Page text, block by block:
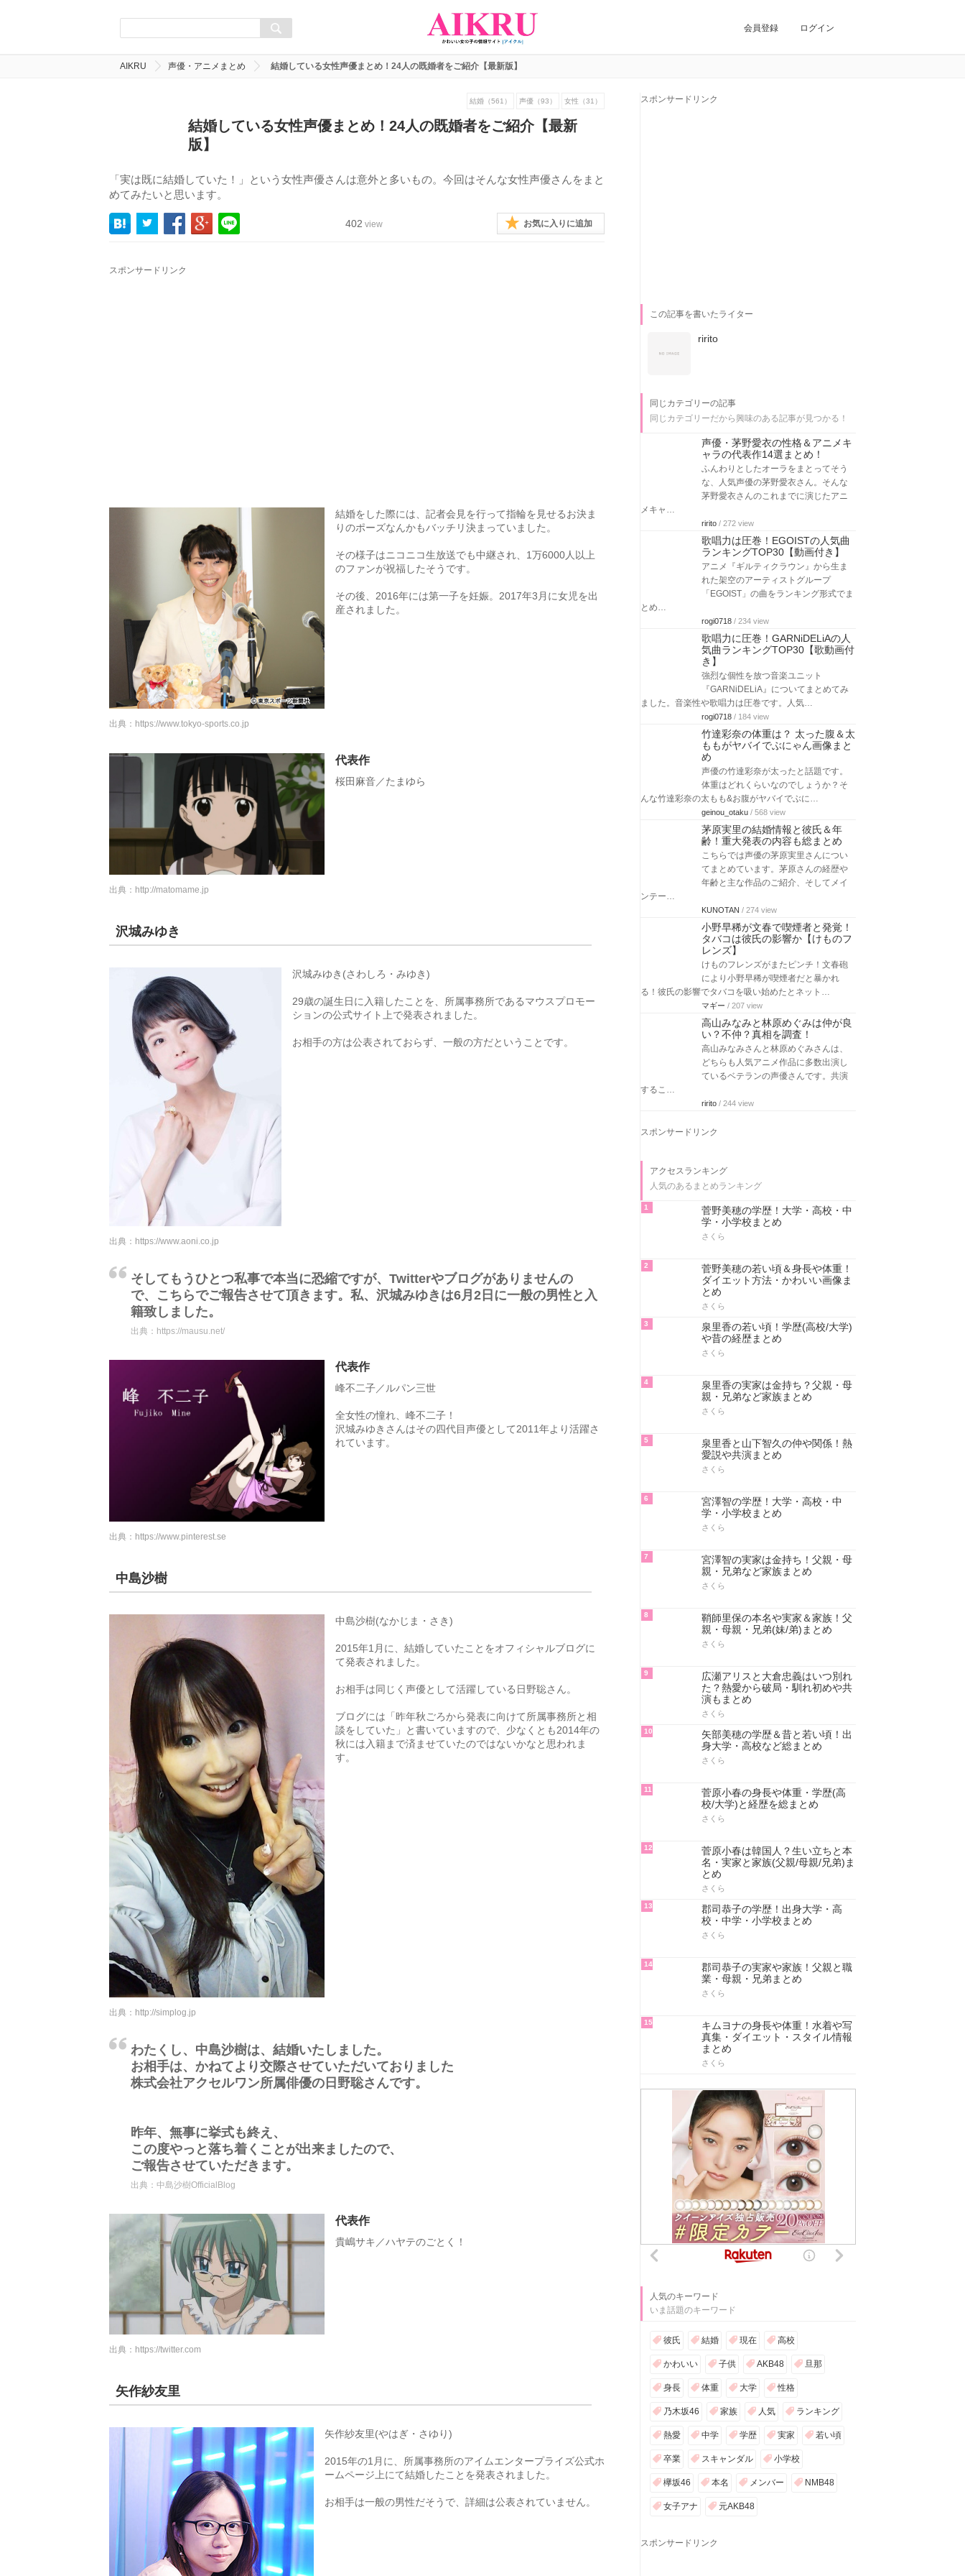
会員登録 ログイン
AIKRU 声優・アニメまとめ 結婚している女性声優まとめ！24人の既婚者をご紹介【最新版】
結婚（561） 声優（93） 女性（31）
結婚している女性声優まとめ！24人の既婚者をご紹介【最新
版】
「実は既に結婚していた！」という女性声優さんは意外と多いもの。今回はそんな女性声優さんをまと
めてみたいと思います。
402 view お気に入りに追加
スポンサードリンク
結婚をした際には、記者会見を行って指輪を見せるお決ま
りのポーズなんかもバッチリ決まっていました。
その様子はニコニコ生放送でも中継され、1万6000人以上
のファンが祝福したそうです。
その後、2016年には第一子を妊娠。2017年3月に女児を出
産されました。
出典： https://www.tokyo-sports.co.jp
代表作
桜田麻音／たまゆら
出典： http://matomame.jp
沢城みゆき
沢城みゆき(さわしろ・みゆき)
29歳の誕生日に入籍したことを、所属事務所であるマウスプロモー
ションの公式サイト上で発表されました。
お相手の方は公表されておらず、一般の方だということです。
出典： https://www.aoni.co.jp
そしてもうひとつ私事で本当に恐縮ですが、Twitterやブログがありませんの
で、こちらでご報告させて頂きます。私、沢城みゆきは6月2日に一般の男性と入
籍致しました。
出典： https://mausu.net/
代表作
峰不二子／ルパン三世
全女性の憧れ、峰不二子！
沢城みゆきさんはその四代目声優として2011年より活躍さ
れています。
出典： https://www.pinterest.se
中島沙樹
中島沙樹(なかじま・さき)
2015年1月に、結婚していたことをオフィシャルブログに
て発表されました。
お相手は同じく声優として活躍している日野聡さん。
ブログには「昨年秋ごろから発表に向けて所属事務所と相
談をしていた」と書いていますので、少なくとも2014年の
秋には入籍まで済ませていたのではないかなと思われま
す。
出典： http://simplog.jp
わたくし、中島沙樹は、結婚いたしました。
お相手は、かねてより交際させていただいておりました
株式会社アクセルワン所属俳優の日野聡さんです。
昨年、無事に挙式も終え、
この度やっと落ち着くことが出来ましたので、
ご報告させていただきます。
出典： 中島沙樹OfficialBlog
代表作
貴嶋サキ／ハヤテのごとく！
出典： https://twitter.com
矢作紗友里
矢作紗友里(やはぎ・さゆり)
2015年の1月に、所属事務所のアイムエンタープライズ公式ホ
ームページ上にて結婚したことを発表されました。
お相手は一般の男性だそうで、詳細は公表されていません。
スポンサードリンク
この記事を書いたライター
ririto
同じカテゴリーの記事
同じカテゴリーだから興味のある記事が見つかる！
声優・茅野愛衣の性格＆アニメキ
ャラの代表作14選まとめ！
ふんわりとしたオーラをまとってそう
な、人気声優の茅野愛衣さん。そんな
茅野愛衣さんのこれまでに演じたアニ
メキャ…
ririto / 272 view
歌唱力は圧巻！EGOISTの人気曲
ランキングTOP30【動画付き】
アニメ『ギルティクラウン』から生ま
れた架空のアーティストグループ
「EGOIST」の曲をランキング形式でま
とめ…
rogi0718 / 234 view
歌唱力に圧巻！GARNiDELiAの人
気曲ランキングTOP30【歌動画付
き】
強烈な個性を放つ音楽ユニット
『GARNiDELiA』についてまとめてみ
ました。音楽性や歌唱力は圧巻です。人気…
rogi0718 / 184 view
竹達彩奈の体重は？ 太った腹＆太
ももがヤバイでぶにゃん画像まと
め
声優の竹達彩奈が太ったと話題です。
体重はどれくらいなのでしょうか？そ
んな竹達彩奈の太もも&お腹がヤバイでぶに…
geinou_otaku / 568 view
茅原実里の結婚情報と彼氏＆年
齢！重大発表の内容も総まとめ
こちらでは声優の茅原実里さんについ
てまとめています。茅原さんの経歴や
年齢と主な作品のご紹介、そしてメイ
ンテー…
KUNOTAN / 274 view
小野早稀が文春で喫煙者と発覚！
タバコは彼氏の影響か【けものフ
レンズ】
けものフレンズがまたピンチ！文春砲
により小野早稀が喫煙者だと暴かれ
る！彼氏の影響でタバコを吸い始めたとネット…
マギー / 207 view
高山みなみと林原めぐみは仲が良
い？不仲？真相を調査！
高山みなみさんと林原めぐみさんは、
どちらも人気アニメ作品に多数出演し
ているベテランの声優さんです。共演
するこ…
ririto / 244 view
スポンサードリンク
アクセスランキング
人気のあるまとめランキング
1
菅野美穂の学歴！大学・高校・中
学・小学校まとめ
さくら
2
菅野美穂の若い頃＆身長や体重！
ダイエット方法・かわいい画像ま
とめ
さくら
3
泉里香の若い頃！学歴(高校/大学)
や昔の経歴まとめ
さくら
4
泉里香の実家は金持ち？父親・母
親・兄弟など家族まとめ
さくら
5
泉里香と山下智久の仲や関係！熱
愛説や共演まとめ
さくら
6
宮澤智の学歴！大学・高校・中
学・小学校まとめ
さくら
7
宮澤智の実家は金持ち！父親・母
親・兄弟など家族まとめ
さくら
8
鞘師里保の本名や実家＆家族！父
親・母親・兄弟(妹/弟)まとめ
さくら
9
広瀬アリスと大倉忠義はいつ別れ
た？熱愛から破局・馴れ初めや共
演もまとめ
さくら
10
矢部美穂の学歴＆昔と若い頃！出
身大学・高校など総まとめ
さくら
11
菅原小春の身長や体重・学歴(高
校/大学)と経歴を総まとめ
さくら
12
菅原小春は韓国人？生い立ちと本
名・実家と家族(父親/母親/兄弟)ま
とめ
さくら
13
郡司恭子の学歴！出身大学・高
校・中学・小学校まとめ
さくら
14
郡司恭子の実家や家族！父親と職
業・母親・兄弟まとめ
さくら
15
キムヨナの身長や体重！水着や写
真集・ダイエット・スタイル情報
まとめ
さくら
人気のキーワード
いま話題のキーワード
彼氏 結婚 現在 高校
かわいい 子供 AKB48 旦那
身長 体重 大学 性格
乃木坂46 家族 人気 ランキング
熱愛 中学 学歴 実家 若い頃
卒業 スキャンダル 小学校
欅坂46 本名 メンバー NMB48
女子アナ 元AKB48
スポンサードリンク